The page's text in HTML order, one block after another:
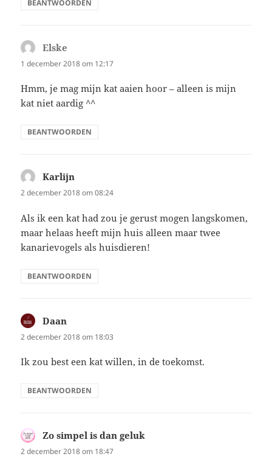
BEANTWOORDEN
Elske
1 december 2018 om 12:17
Hmm, je mag mijn kat aaien hoor – alleen is mijn
kat niet aardig ^^
BEANTWOORDEN
Karlijn
2 december 2018 om 08:24
Als ik een kat had zou je gerust mogen langskomen,
maar helaas heeft mijn huis alleen maar twee
kanarievogels als huisdieren!
BEANTWOORDEN
Daan
2 december 2018 om 18:03
Ik zou best een kat willen, in de toekomst.
BEANTWOORDEN
Zo simpel is dan geluk
2 december 2018 om 18:47